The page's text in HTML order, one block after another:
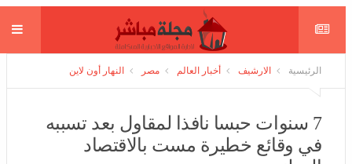
الرئيسية الارشيف أخبار العالم النهار أون لاين
7 سنوات حبسا نافذا لمقاول بعد تسببه
في وقائع خطيرة مست بالاقتصاد الوطني